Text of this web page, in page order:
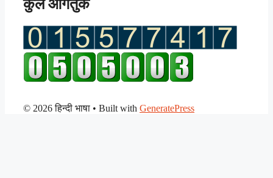
कुल आगंतुक
© 2026 हिन्दी भाषा • Built with GeneratePress